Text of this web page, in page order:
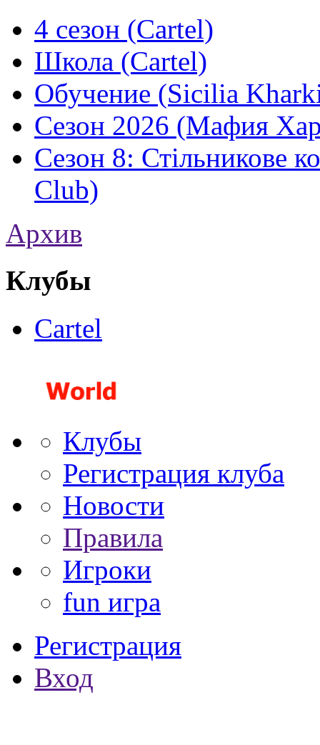
4 сезон (Cartel)
Школа (Cartel)
Обучение (Sicilia
Сезон 2026 (Мафия
Сезон 8: Стільникове
Club)
Архив
Клубы
Cartel
Клубы
Регистрация клуба
Новости
Правила
Игроки
fun игра
Регистрация
Вход